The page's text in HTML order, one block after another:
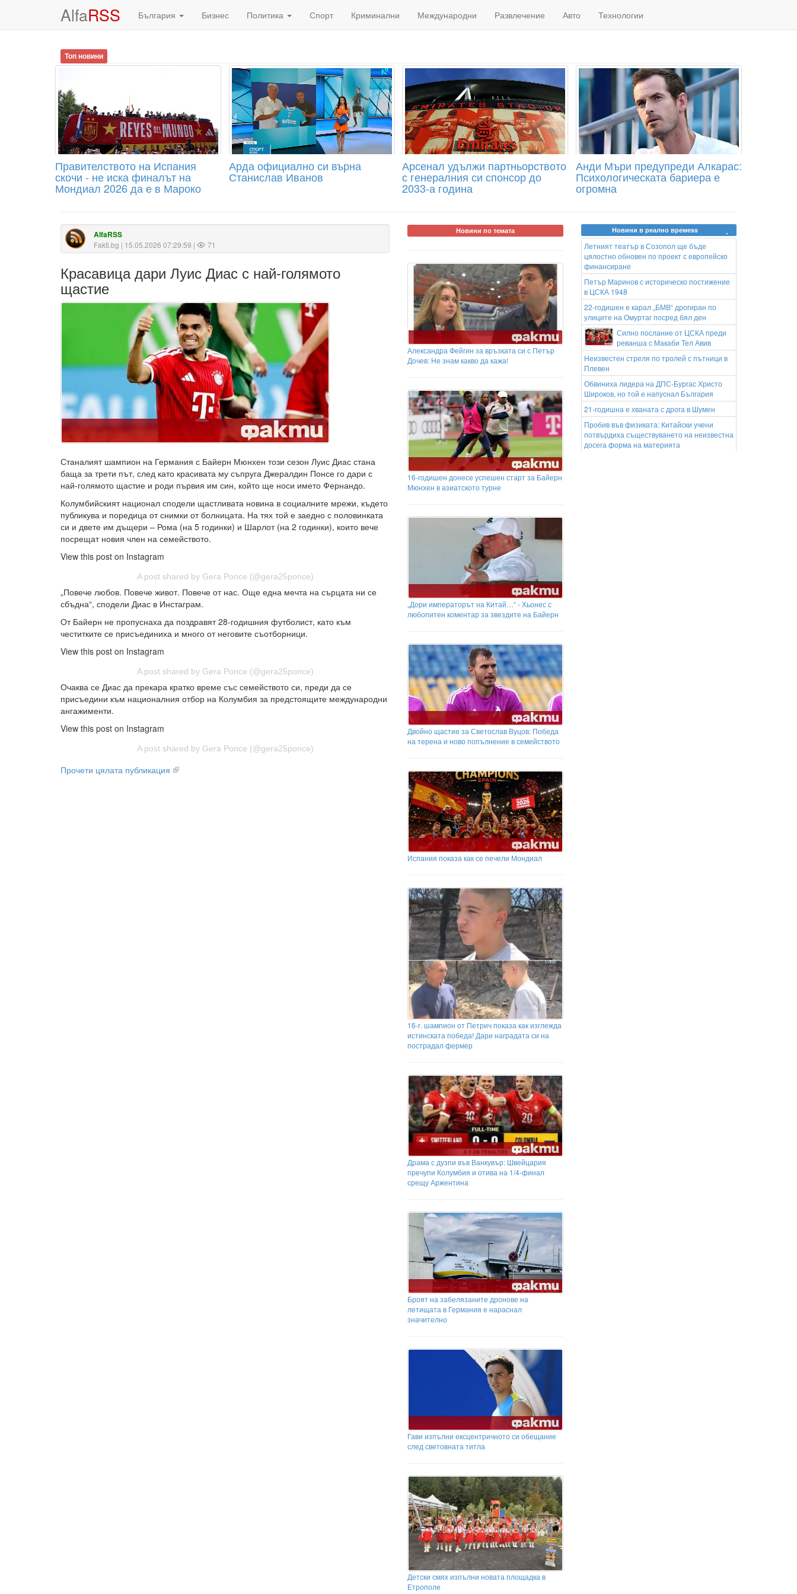
AlfaRSS България Бизнес Политика Спорт Криминални Международни Развлечение Авто Технологии
Топ новини
Правителството на Испания
скочи - не иска финалът на
Мондиал 2026 да е в Мароко
Арда официално си върна
Станислав Иванов
Арсенал удължи партньорството
с генералния си спонсор до
2033-а година
Анди Мъри предупреди Алкарас:
Психологическата бариера е
огромна
AlfaRSS
Fakti.bg | 15.05.2026 07:29:59 | 71
Красавица дари Луис Диас с най-голямото
щастие
Станалият шампион на Германия с Байерн Мюнхен този сезон Луис Диас стана
баща за трети път, след като красивата му съпруга Джералдин Понсе го дари с
най-голямото щастие и роди първия им син, който ще носи името Фернандо.
Колумбийският национал сподели щастливата новина в социалните мрежи, където
публикува и поредица от снимки от болницата. На тях той е заедно с половинката
си и двете им дъщери – Рома (на 5 годинки) и Шарлот (на 2 годинки), които вече
посрещат новия член на семейството.
View this post on Instagram
A post shared by Gera Ponce (@gera25ponce)
„Повече любов. Повече живот. Повече от нас. Още една мечта на сърцата ни се
сбъдна“, сподели Диас в Инстаграм.
От Байерн не пропуснаха да поздравят 28-годишния футболист, като към
честитките се присъединиха и много от неговите съотборници.
View this post on Instagram
A post shared by Gera Ponce (@gera25ponce)
Очаква се Диас да прекара кратко време със семейството си, преди да се
присъедини към националния отбор на Колумбия за предстоящите международни
ангажименти.
View this post on Instagram
A post shared by Gera Ponce (@gera25ponce)
Прочети цялата публикация
Новини по темата
Александра Фейгин за връзката си с Петър
Дочев: Не знам какво да кажа!
16-годишен донесе успешен старт за Байерн
Мюнхен в азиатското турне
„Дори императорът на Китай…“ - Хьонес с
любопитен коментар за звездите на Байерн
Двойно щастие за Светослав Вуцов: Победа
на терена и ново попълнение в семейството
Испания показа как се печели Мондиал
16-г. шампион от Петрич показа как изглежда
истинската победа! Дари наградата си на
пострадал фермер
Драма с дузпи във Ванкувър: Швейцария
пречупи Колумбия и отива на 1/4-финал
срещу Аржентина
Броят на забелязаните дронове на
летищата в Германия е нараснал
значително
Гави изпълни ексцентричното си обещание
след световната титла
Детски смях изпълни новата площадка в
Етрополе
Новини в реално времеss
Летният театър в Созопол ще бъде
цялостно обновен по проект с европейско
финансиране
Петър Маринов с историческо постижение
в ЦСКА 1948
22-годишен е карал „БМВ“ дрогиран по
улиците на Омуртаг посред бял ден
Силно послание от ЦСКА преди
реванша с Макаби Тел Авив
Неизвестен стреля по тролей с пътници в
Плевен
Обвиниха лидера на ДПС-Бургас Христо
Широков, но той е напуснал България
21-годишна е хваната с дрога в Шумен
Пробив във физиката: Китайски учени
потвърдиха съществуването на неизвестна
досега форма на материята